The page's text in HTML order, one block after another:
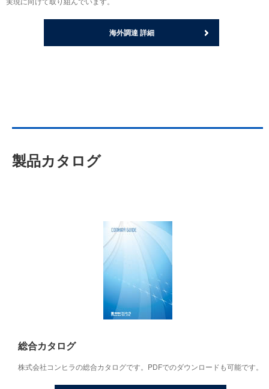
海外調達 詳細
製品カタログ
総合カタログ
株式会社コンヒラの総合カタログです。PDFでのダウンロードも可能です。